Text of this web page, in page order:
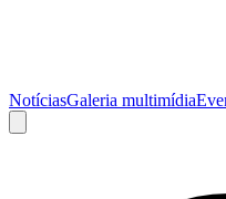
NotíciasGaleria multimídia